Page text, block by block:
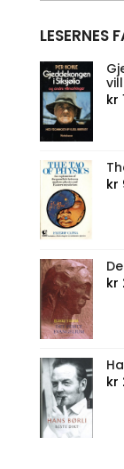
LESERNES
kr
kr
kr
kr